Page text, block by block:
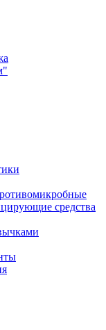
средства